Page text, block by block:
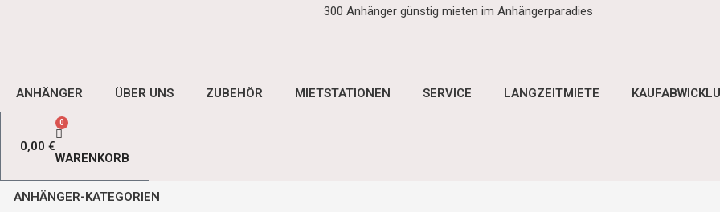
300 Anhänger günstig mieten im Anhängerparadies
ANHÄNGER ÜBER UNS ZUBEHÖR MIETSTATIONEN SERVICE LANGZEITMIETE
0,00 €
0
WARENKORB
ANHÄNGER-KATEGORIEN